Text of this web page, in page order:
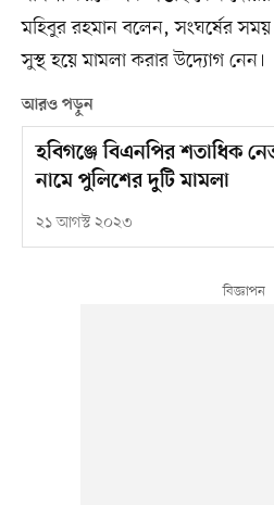
মহিবুর রহমান বলেন, সংঘর্ষের
সুস্থ হয়ে মামলা করার উদ্যোগ নেন।
আরও পড়ুন
হবিগঞ্জে বিএনপির শতাধিক
নামে পুলিশের দুটি মামলা
২১ আগস্ট ২০২৩